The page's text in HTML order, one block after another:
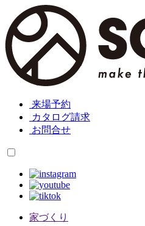
来場予約
カタログ請求
お問合せ
家づくり